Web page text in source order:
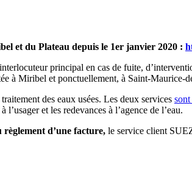
et du Plateau depuis le 1er janvier 2020 :
principal en cas de fuite,
à Miribel et ponctuellement, à Saint-Maurice-
des eaux usées. Les deux services
et les redevances à l’agence de l’eau.
règlement d’une facture, le service client